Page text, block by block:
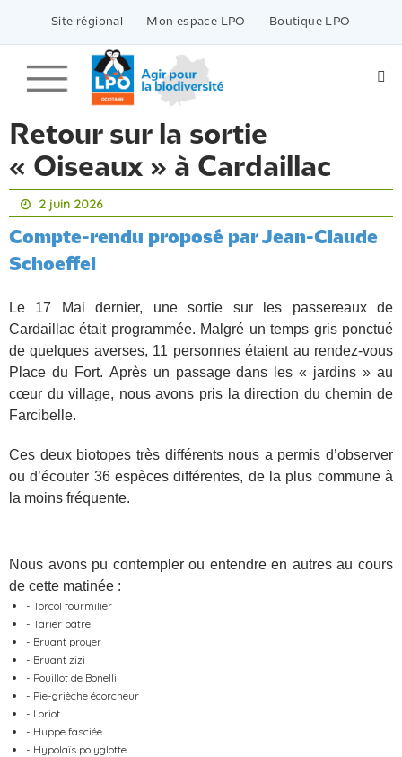
contenu
Site régional Mon espace LPO Boutique LPO
Retour sur la sortie
« Oiseaux » à Cardaillac
2 juin 2026
Compte-rendu proposé par Jean-Claude
Schoeffel
Le 17 Mai dernier, une sortie sur les passereaux de
Cardaillac était programmée. Malgré un temps gris ponctué
de quelques averses, 11 personnes étaient au rendez-vous
Place du Fort. Après un passage dans les « jardins » au
cœur du village, nous avons pris la direction du chemin de
Farcibelle.
Ces deux biotopes très différents nous a permis d’observer
ou d’écouter 36 espèces différentes, de la plus commune à
la moins fréquente.
Nous avons pu contempler ou entendre en autres au cours
de cette matinée :
- Torcol fourmilier
- Tarier pâtre
- Bruant proyer
- Bruant zizi
- Pouillot de Bonelli
- Pie-grièche écorcheur
- Loriot
- Huppe fasciée
- Hypolaïs polyglotte